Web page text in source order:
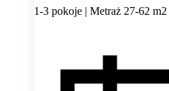
1-3 pokoje | Metraż 27-62 m2